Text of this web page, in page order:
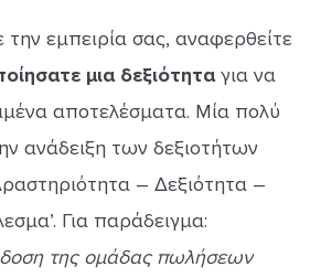
εμπειρία σας, αναφερθείτε
μια δεξιότηταγια να
αποτελέσματα. Μία πολύ
ανάδειξη των δεξιοτήτων
– Δεξιότητα –
Για παράδειγμα:
της ομάδας πωλήσεων